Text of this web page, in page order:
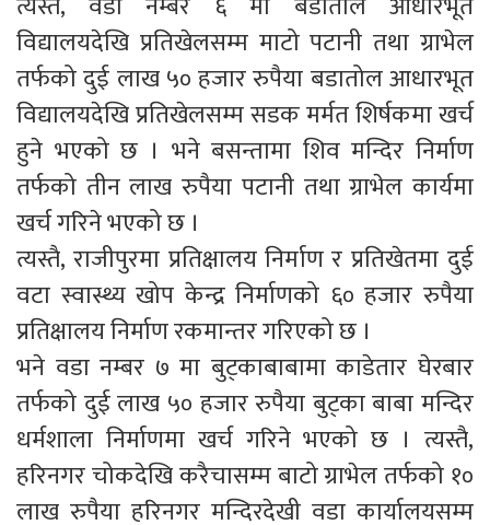
विद्यालयदेखि प्रतिखेलसम्म माटो पटानी तथा ग्राभेल
तर्फको दुई लाख ५० हजार रुपैया बडातोल आधारभूत
विद्यालयदेखि प्रतिखेलसम्म सडक मर्मत शिर्षकमा खर्च
हुने भएको छ । भने बसन्तामा शिव मन्दिर निर्माण
तर्फको तीन लाख रुपैया पटानी तथा ग्राभेल कार्यमा
खर्च गरिने भएको छ ।
त्यस्तै, राजीपुरमा प्रतिक्षालय निर्माण र प्रतिखेतमा दुई
वटा स्वास्थ्य खोप केन्द्र निर्माणको ६० हजार रुपैया
प्रतिक्षालय निर्माण रकमान्तर गरिएको छ ।
भने वडा नम्बर ७ मा बुट्काबाबामा काडेतार घेरबार
तर्फको दुई लाख ५० हजार रुपैया बुट्का बाबा मन्दिर
धर्मशाला निर्माणमा खर्च गरिने भएको छ । त्यस्तै,
हरिनगर चोकदेखि करैचासम्म बाटो ग्राभेल तर्फको १०
लाख रुपैया हरिनगर मन्दिरदेखी वडा कार्यालयसम्म